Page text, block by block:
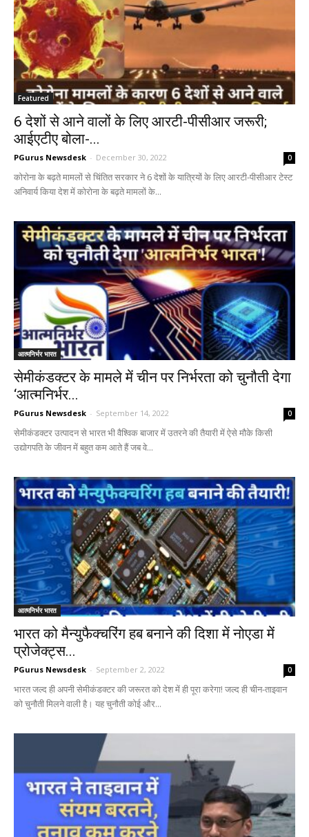
Featured
6 देशों से आने वालों के लिए आरटी-पीसीआर जरूरी;
आईएटीए बोला-...
PGurus Newsdesk - December 30, 2022 0
कोरोना के बढ़ते मामलों से चिंतित सरकार ने 6 देशों के यात्रियों के लिए आरटी-पीसीआर टेस्ट
अनिवार्य किया देश में कोरोना के बढ़ते मामलों के...
आत्मनिर्भर भारत
सेमीकंडक्टर के मामले में चीन पर निर्भरता को चुनौती देगा
‘आत्मनिर्भर...
PGurus Newsdesk - September 14, 2022 0
सेमीकंडक्टर उत्पादन से भारत भी वैश्विक बाजार में उतरने की तैयारी में ऐसे मौके किसी
उद्योगपति के जीवन में बहुत कम आते हैं जब वे...
आत्मनिर्भर भारत
भारत को मैन्युफैक्चरिंग हब बनाने की दिशा में नोएडा में
प्रोजेक्ट्स...
PGurus Newsdesk - September 2, 2022 0
भारत जल्द ही अपनी सेमीकंडक्टर की जरूरत को देश में ही पूरा करेगा! जल्द ही चीन-ताइवान
को चुनौती मिलने वाली है। यह चुनौती कोई और...